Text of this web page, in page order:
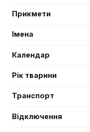
Прикмети
Імена
Календар
Рік тварини
Транспорт
Відключення